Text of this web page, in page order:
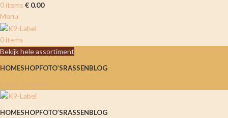
0 items € 0.00
Menu
0 items
Bekijk hele assortiment
HOMESHOPFOTO’SRASSENBLOG
Login / Register
HOMESHOPFOTO’SRASSENBLOG